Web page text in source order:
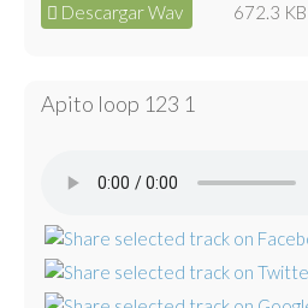
Descargar Wav 672.3 KB
Apito loop 123 1